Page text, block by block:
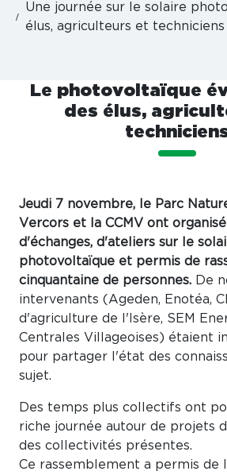
Une journée sur le solaire
élus, agriculteurs et techniciens
Le photovoltaïque
des élus,
Jeudi 7 novembre, le Parc
Vercors et la CCMV ont
d'échanges, d'ateliers sur le
photovoltaïque et permis de
cinquantaine de personnes. De
intervenants (Ageden, Enotéa,
d'agriculture de l'Isère, SEM
Centrales Villageoises) étaient
pour partager l'état des
sujet.
Des temps plus collectifs ont
riche journée autour de projets
des collectivités présentes.
Ce rassemblement a permis de